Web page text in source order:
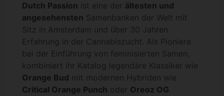
Dutch Passion ist eine der ältesten und
angesehensten Samenbanken der Welt mit
Sitz in Amsterdam und über 30 Jahren
Erfahrung in der Cannabiszucht. Als Pioniere
bei der Einführung von feminisierten Samen,
kombiniert ihr Katalog legendäre Klassiker wie
Orange Bud mit modernen Hybriden wie
Critical Orange Punch oder Oreoz OG.